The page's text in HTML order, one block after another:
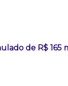
de R$ 165